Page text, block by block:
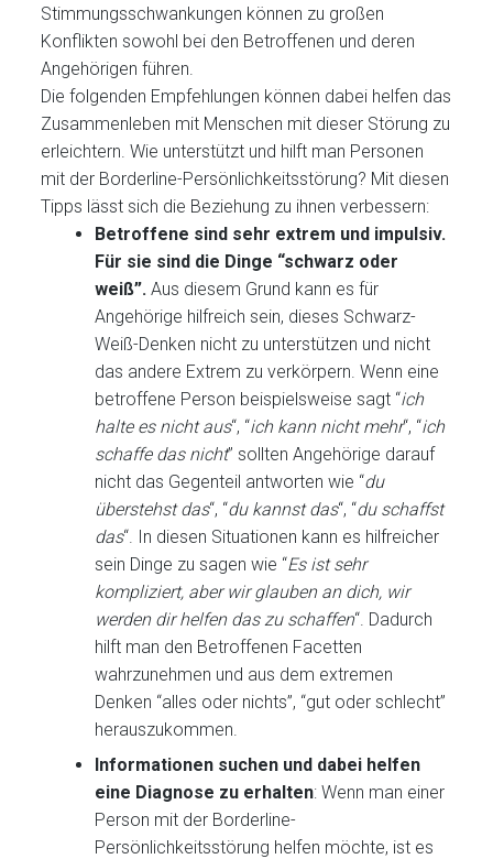
Stimmungsschwankungen können zu großen
Konflikten sowohl bei den Betroffenen und deren
Angehörigen führen.
Die folgenden Empfehlungen können dabei helfen das
Zusammenleben mit Menschen mit dieser Störung zu
erleichtern. Wie unterstützt und hilft man Personen
mit der Borderline-Persönlichkeitsstörung? Mit diesen
Tipps lässt sich die Beziehung zu ihnen verbessern:
Betroffene sind sehr extrem und impulsiv.
Für sie sind die Dinge “schwarz oder
weiß”. Aus diesem Grund kann es für
Angehörige hilfreich sein, dieses Schwarz-
Weiß-Denken nicht zu unterstützen und nicht
das andere Extrem zu verkörpern. Wenn eine
betroffene Person beispielsweise sagt “ich
halte es nicht aus“, “ich kann nicht mehr“, “ich
schaffe das nicht” sollten Angehörige darauf
nicht das Gegenteil antworten wie “du
überstehst das“, “du kannst das“, “du schaffst
das“. In diesen Situationen kann es hilfreicher
sein Dinge zu sagen wie “Es ist sehr
kompliziert, aber wir glauben an dich, wir
werden dir helfen das zu schaffen“. Dadurch
hilft man den Betroffenen Facetten
wahrzunehmen und aus dem extremen
Denken “alles oder nichts”, “gut oder schlecht”
herauszukommen.
Informationen suchen und dabei helfen
eine Diagnose zu erhalten: Wenn man einer
Person mit der Borderline-
Persönlichkeitsstörung helfen möchte, ist es